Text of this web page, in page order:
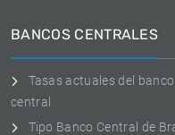
BANCOS CENTRALES
Tasas actuales del banco
central
Tipo Banco Central de